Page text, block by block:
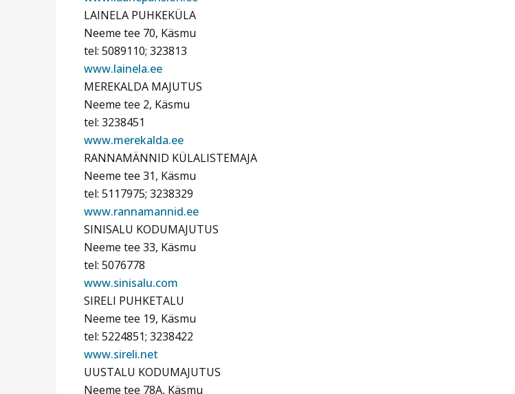
LAINELA PUHKEKÜLA
Neeme tee 70, Käsmu
tel: 5089110; 323813
www.lainela.ee
MEREKALDA MAJUTUS
Neeme tee 2, Käsmu
tel: 3238451
www.merekalda.ee
RANNAMÄNNID KÜLALISTEMAJA
Neeme tee 31, Käsmu
tel: 5117975; 3238329
www.rannamannid.ee
SINISALU KODUMAJUTUS
Neeme tee 33, Käsmu
tel: 5076778
www.sinisalu.com
SIRELI PUHKETALU
Neeme tee 19, Käsmu
tel: 5224851; 3238422
www.sireli.net
UUSTALU KODUMAJUTUS
Neeme tee 78A, Käsmu